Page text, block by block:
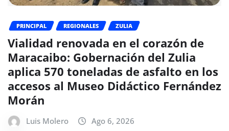
PRINCIPAL REGIONALES ZULIA
Vialidad renovada en el corazón de
Maracaibo: Gobernación del Zulia
aplica 570 toneladas de asfalto en los
accesos al Museo Didáctico Fernández
Morán
Luis Molero Ago 6, 2026